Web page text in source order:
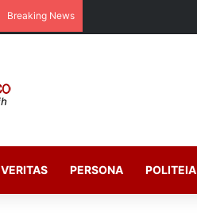
Breaking News
VERITAS PERSONA POLITEIA